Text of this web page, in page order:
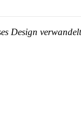
Design